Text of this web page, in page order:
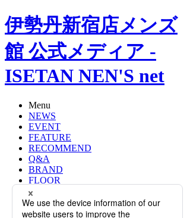
伊勢丹新宿店メンズ
館 公式メディア -
ISETAN NEN'S net
Menu
NEWS
EVENT
FEATURE
RECOMMEND
Q&A
BRAND
FLOOR
RANKING
ONLINE STORE
SERVICE